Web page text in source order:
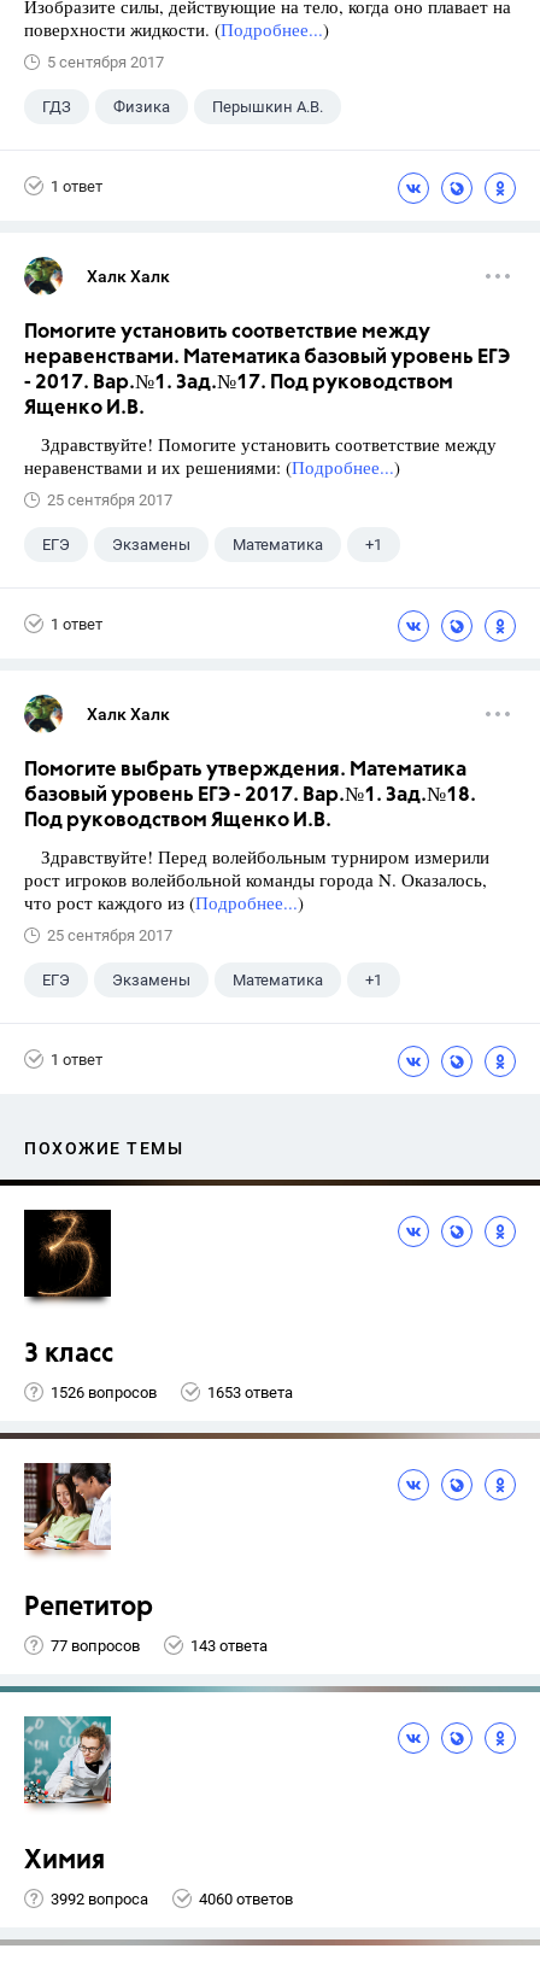
Изобразите силы, действующие на тело, когда оно плавает на
поверхности жидкости. (Подробнее...)
5 сентября 2017
ГДЗ Физика Перышкин А.В.
1 ответ
Халк Халк
Помогите установить соответствие между
неравенствами. Математика базовый уровень ЕГЭ
- 2017. Вар.№1. Зад.№17. Под руководством
Ященко И.В.
Здравствуйте! Помогите установить соответствие между
неравенствами и их решениями: (Подробнее...)
25 сентября 2017
ЕГЭ Экзамены Математика +1
1 ответ
Халк Халк
Помогите выбрать утверждения. Математика
базовый уровень ЕГЭ - 2017. Вар.№1. Зад.№18.
Под руководством Ященко И.В.
Здравствуйте! Перед волейбольным турниром измерили
рост игроков волейбольной команды города N. Оказалось,
что рост каждого из (Подробнее...)
25 сентября 2017
ЕГЭ Экзамены Математика +1
1 ответ
ПОХОЖИЕ ТЕМЫ
3 класс
1526 вопросов 1653 ответа
Репетитор
77 вопросов 143 ответа
Химия
3992 вопроса 4060 ответов